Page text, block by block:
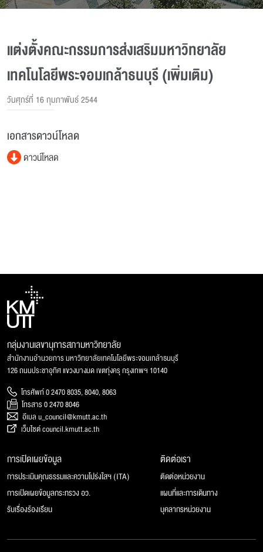
แต่งตั้งคณะกรรมการส่งเสริมมหาวิทยาลัย
เทคโนโลยีพระจอมเกล้าธนบุรี (เพิ่มเติม)
วันศุกร์ที่ 16 กุมภาพันธ์ 2544
เอกสารดาวน์โหลด
ดาวน์โหลด
กลุ่มงานเลขานุการสภามหาวิทยาลัย
สำนักงานอำนวยการ มหาวิทยาลัยเทคโนโลยีพระจอมเกล้าธนบุรี
126 ถนนประชาอุทิศ แขวงบางมด เขตทุ่งครุ กรุงเทพฯ 10140
โทรศัพท์ 0 2470 8035, 8040, 8063
โทรสาร 0 2470 8046
อีเมล u_council@kmutt.ac.th
เว็บไซต์ council.kmutt.ac.th
การเปิดเผยข้อมูล
การประเมินคุณธรรมและความโปร่งใสฯ (ITA)
การเปิดเผยข้อมูลกระทรวง อว.
รับเรื่องร้องเรียน
ติดต่อเรา
ติดต่อหน่วยงาน
แผนที่และการเดินทาง
บุคลากรหน่วยงาน